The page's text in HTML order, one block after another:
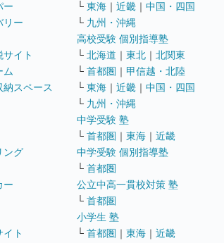
ー
リー
イト
ム
納スペース
ング
ー
ト
└ 東海 ｜ 近畿 ｜ 中国・四国
└ 九州・沖縄
高校受験 個別指導塾
└ 北海道 ｜ 東北 ｜ 北関東
└ 首都圏 ｜ 甲信越・北陸
└ 東海 ｜ 近畿 ｜ 中国・四国
└ 九州・沖縄
中学受験 塾
└ 首都圏 ｜ 東海 ｜ 近畿
中学受験 個別指導塾
└ 首都圏
公立中高一貫校対策 塾
└ 首都圏
小学生 塾
└ 首都圏 ｜ 東海 ｜ 近畿